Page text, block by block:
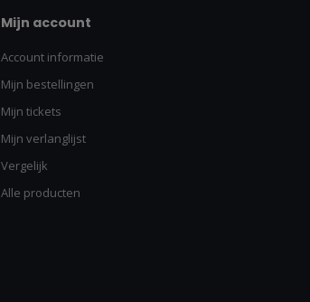
Mijn account
Account informatie
Mijn bestellingen
Mijn tickets
Mijn verlanglijst
Vergelijk
Alle producten